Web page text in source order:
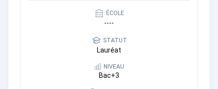
ÉCOLE
----
STATUT
Lauréat
NIVEAU
Bac+3